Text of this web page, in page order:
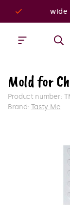
wide
Mold for
Product number:
Brand: Tasty Me